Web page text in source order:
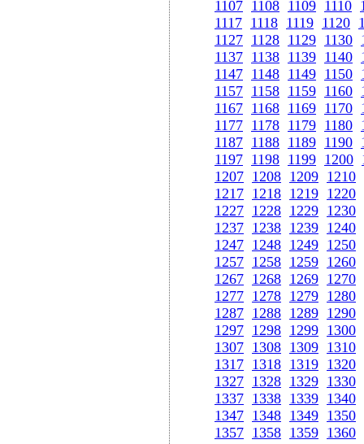
1107 1108 1109 1110
1117 1118 1119 1120
1127 1128 1129 1130
1137 1138 1139 1140
1147 1148 1149 1150
1157 1158 1159 1160
1167 1168 1169 1170
1177 1178 1179 1180
1187 1188 1189 1190
1197 1198 1199 1200
1207 1208 1209 1210
1217 1218 1219 1220
1227 1228 1229 1230
1237 1238 1239 1240
1247 1248 1249 1250
1257 1258 1259 1260
1267 1268 1269 1270
1277 1278 1279 1280
1287 1288 1289 1290
1297 1298 1299 1300
1307 1308 1309 1310
1317 1318 1319 1320
1327 1328 1329 1330
1337 1338 1339 1340
1347 1348 1349 1350
1357 1358 1359 1360